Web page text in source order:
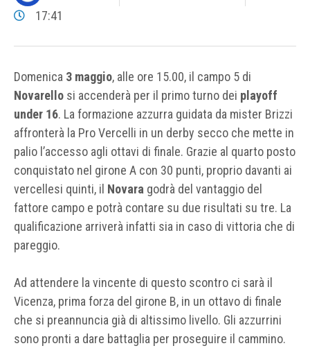
17:41
Domenica 3 maggio, alle ore 15.00, il campo 5 di
Novarello si accenderà per il primo turno dei playoff
under 16. La formazione azzurra guidata da mister Brizzi
affronterà la Pro Vercelli in un derby secco che mette in
palio l’accesso agli ottavi di finale. Grazie al quarto posto
conquistato nel girone A con 30 punti, proprio davanti ai
vercellesi quinti, il Novara godrà del vantaggio del
fattore campo e potrà contare su due risultati su tre. La
qualificazione arriverà infatti sia in caso di vittoria che di
pareggio.
Ad attendere la vincente di questo scontro ci sarà il
Vicenza, prima forza del girone B, in un ottavo di finale
che si preannuncia già di altissimo livello. Gli azzurrini
sono pronti a dare battaglia per proseguire il cammino.